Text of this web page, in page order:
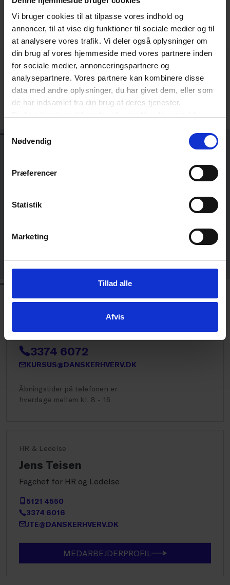
Vi bruger cookies til at tilpasse vores indhold og
annoncer, til at vise dig funktioner til sociale medier og til
at analysere vores trafik. Vi deler også oplysninger om
din brug af vores hjemmeside med vores partnere inden
for sociale medier, annonceringspartnere og
analysepartnere. Vores partnere kan kombinere disse
data med andre oplysninger, du har givet dem, eller som
de har indsamlet fra din brug af deres tjenester.
hjørne på websitet.
Nødvendig
Præferencer
Statistik
Marketing
Tillad alle
Afvis
Afmeldingsfrist d. 27. oktober 2026
Digitale kursusbeviser
Efter kurset vil du modtage et digitalt kursusbevis
direkte i din indbakke. Du kan læse mere om vores
kursusbeviser her.
Jens Teisen
DANSK ERHVERV
Helene Dybdahl Michaelsen
3374 6072
KURSUS@DANSKERHVERV.DK
Åbningstider på telefonen er
hverdage mellem kl. 8 - 16.
HR & Ledelse
Jens Teisen
Fagchef for HR og Ledelse
5121 4550
3374 6016
JTE@DANSKERHVERV.DK
MEDARBEJDERPROFIL